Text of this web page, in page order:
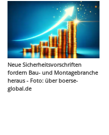
Neue Sicherheitsvorschriften
fordern Bau- und Montagebranche
heraus - Foto: über boerse-
global.de